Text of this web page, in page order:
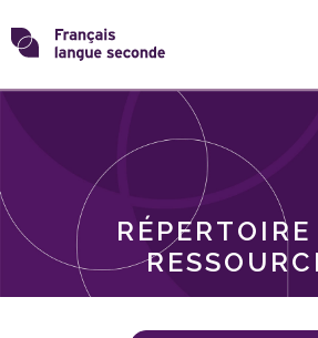
Skip
toTransformons
langue
RÉPERTOIRE
THÈMES